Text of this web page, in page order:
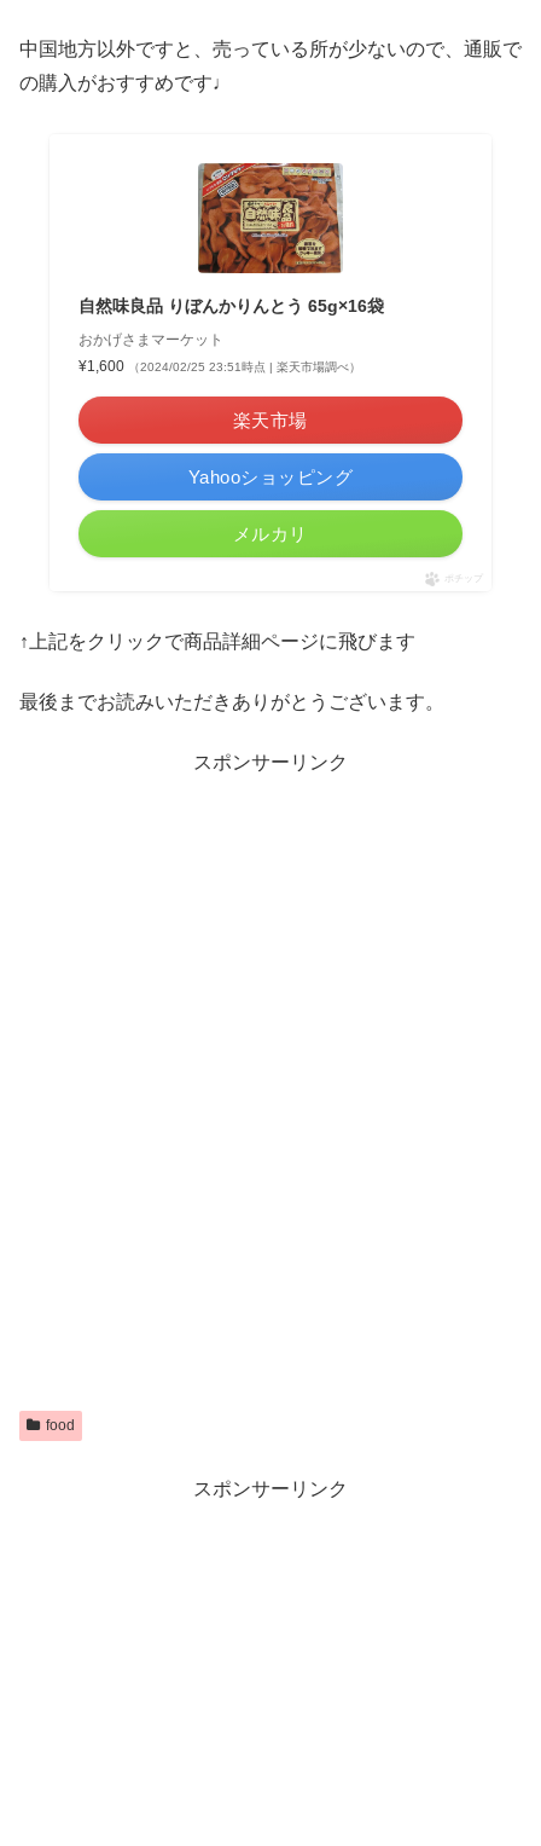
中国地方以外ですと、売っている所が少ないので、通販で
の購入がおすすめです♩
自然味良品 りぼんかりんとう 65g×16袋
おかげさまマーケット
¥1,600
（2024/02/25 23:51時点 | 楽天市場調べ）
楽天市場
Yahooショッピング
メルカリ
ポチップ
↑上記をクリックで商品詳細ページに飛びます
最後までお読みいただきありがとうございます。
スポンサーリンク
food
スポンサーリンク